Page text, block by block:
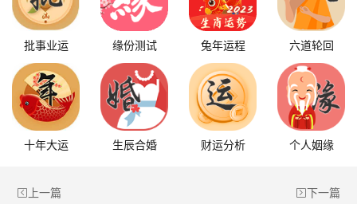
批事业运 缘份测试 兔年运程 六道轮回
十年大运 生辰合婚 财运分析 个人姻缘
上一篇 下一篇